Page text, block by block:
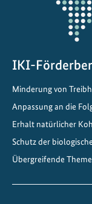
IKI-
Minderung von
Anpassung an die
Erhalt natürlicher
Schutz der
Übergreifende